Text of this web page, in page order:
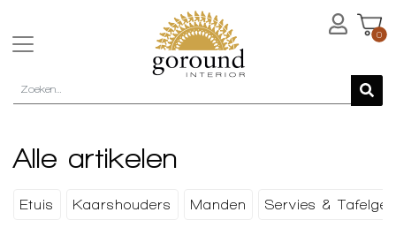
0
Alle artikelen
Etuis Kaarshouders Manden Servies &